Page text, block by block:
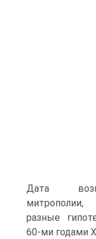
Дата
разные
60-ми годами